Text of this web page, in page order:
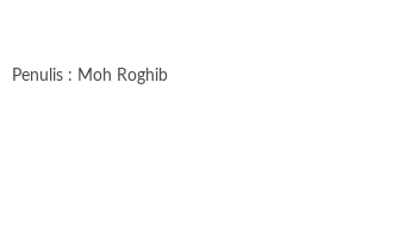
Penulis : Moh Roghib